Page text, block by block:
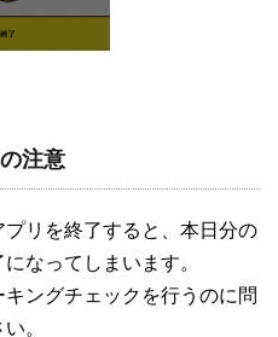
注意
リを終了すると、本日分の
なってしまいます。
ングチェックを行うのに問
。